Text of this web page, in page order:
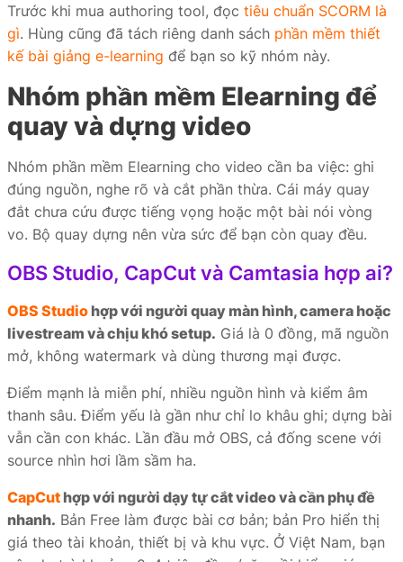
Trước khi mua authoring tool, đọc tiêu chuẩn SCORM là
gì. Hùng cũng đã tách riêng danh sách phần mềm thiết
kế bài giảng e-learning để bạn so kỹ nhóm này.
Nhóm phần mềm Elearning để
quay và dựng video
Nhóm phần mềm Elearning cho video cần ba việc: ghi
đúng nguồn, nghe rõ và cắt phần thừa. Cái máy quay
đắt chưa cứu được tiếng vọng hoặc một bài nói vòng
vo. Bộ quay dựng nên vừa sức để bạn còn quay đều.
OBS Studio, CapCut và Camtasia hợp ai?
OBS Studio hợp với người quay màn hình, camera hoặc
livestream và chịu khó setup. Giá là 0 đồng, mã nguồn
mở, không watermark và dùng thương mại được.
Điểm mạnh là miễn phí, nhiều nguồn hình và kiểm âm
thanh sâu. Điểm yếu là gần như chỉ lo khâu ghi; dựng bài
vẫn cần con khác. Lần đầu mở OBS, cả đống scene với
source nhìn hơi lầm sầm ha.
CapCut hợp với người dạy tự cắt video và cần phụ đề
nhanh. Bản Free làm được bài cơ bản; bản Pro hiển thị
giá theo tài khoản, thiết bị và khu vực. Ở Việt Nam, bạn